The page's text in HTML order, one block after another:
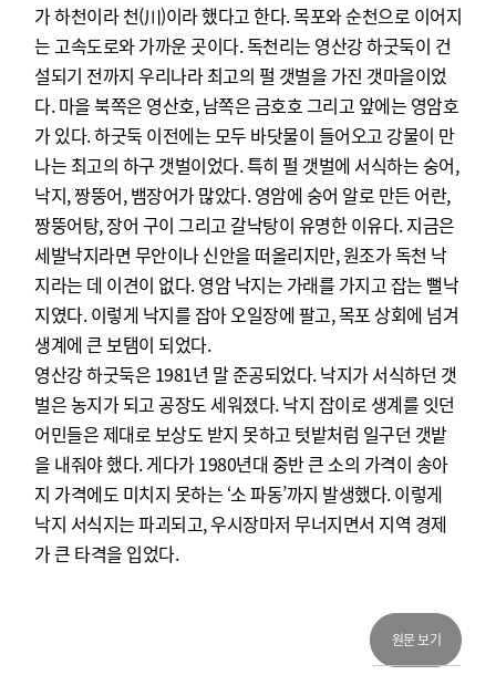
가 하천이라 천(川)이라 했다고 한다. 목포와 순천으로 이어지
는 고속도로와 가까운 곳이다. 독천리는 영산강 하굿둑이 건
설되기 전까지 우리나라 최고의 펄 갯벌을 가진 갯마을이었
다. 마을 북쪽은 영산호, 남쪽은 금호호 그리고 앞에는 영암호
가 있다. 하굿둑 이전에는 모두 바닷물이 들어오고 강물이 만
나는 최고의 하구 갯벌이었다. 특히 펄 갯벌에 서식하는 숭어,
낙지, 짱뚱어, 뱀장어가 많았다. 영암에 숭어 알로 만든 어란,
짱뚱어탕, 장어 구이 그리고 갈낙탕이 유명한 이유다. 지금은
세발낙지라면 무안이나 신안을 떠올리지만, 원조가 독천 낙
지라는 데 이견이 없다. 영암 낙지는 가래를 가지고 잡는 뻘낙
지였다. 이렇게 낙지를 잡아 오일장에 팔고, 목포 상회에 넘겨
생계에 큰 보탬이 되었다.
영산강 하굿둑은 1981년 말 준공되었다. 낙지가 서식하던 갯
벌은 농지가 되고 공장도 세워졌다. 낙지 잡이로 생계를 잇던
어민들은 제대로 보상도 받지 못하고 텃밭처럼 일구던 갯밭
을 내줘야 했다. 게다가 1980년대 중반 큰 소의 가격이 송아
지 가격에도 미치지 못하는 ‘소 파동’까지 발생했다. 이렇게
낙지 서식지는 파괴되고, 우시장마저 무너지면서 지역 경제
가 큰 타격을 입었다.
원문 보기